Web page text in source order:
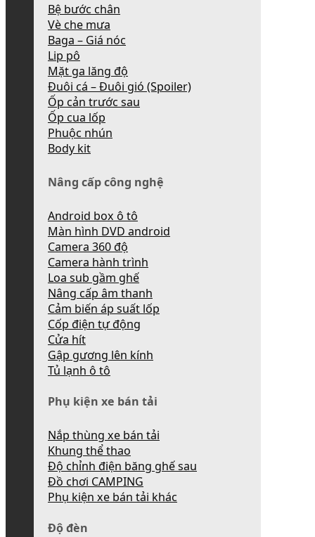
Bệ bước chân
Vè che mưa
Baga – Giá nóc
Lip pô
Mặt ga lăng độ
Đuôi cá – Đuôi gió (Spoiler)
Ốp cản trước sau
Ốp cua lốp
Phuộc nhún
Body kit
Nâng cấp công nghệ
Android box ô tô
Màn hình DVD android
Camera 360 độ
Camera hành trình
Loa sub gầm ghế
Nâng cấp âm thanh
Cảm biến áp suất lốp
Cốp điện tự động
Cửa hít
Gập gương lên kính
Tủ lạnh ô tô
Phụ kiện xe bán tải
Nắp thùng xe bán tải
Khung thể thao
Độ chỉnh điện băng ghế sau
Đồ chơi CAMPING
Phụ kiện xe bán tải khác
Độ đèn